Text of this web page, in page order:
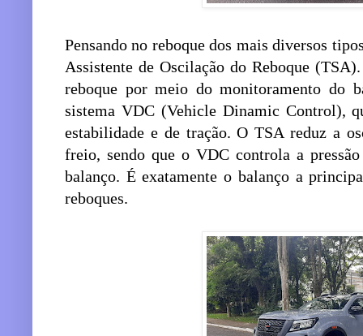
Pensando no reboque dos mais diversos
Assistente de Oscilação do Reboque
reboque por meio do monitoramento do
sistema VDC (Vehicle Dinamic Control),
estabilidade e de tração. O TSA reduz a
freio, sendo que o VDC controla a
balanço. É exatamente o balanço a
reboques.